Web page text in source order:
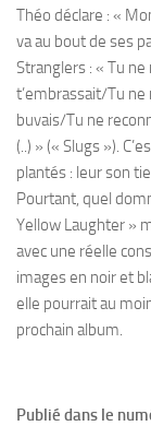
Théo déclare : «
va au bout de ses
Stranglers : « Tu
t’embrassait/Tu ne
buvais/Tu ne
(..) » (« Slugs »).
plantés : leur son
Pourtant, quel
Yellow Laughter »
avec une réelle
images en noir et
elle pourrait au
prochain album.
Publié dans le